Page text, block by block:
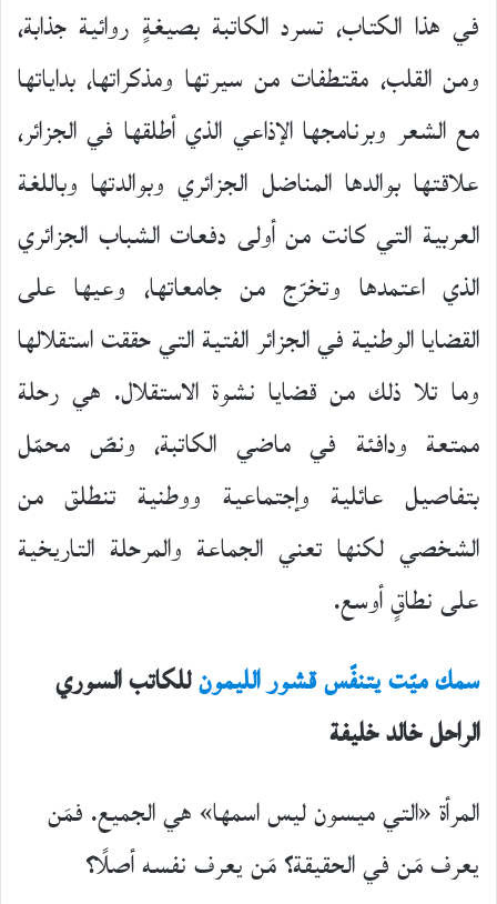
في هذا الكتاب، تسرد الكاتبة بصيغةٍ روائية جذابة،
ومن القلب، مقتطفات من سيرتها ومذكراتها، بداياتها
مع الشعر وبرنامجها الإذاعي الذي أطلقها في الجزائر،
علاقتها بوالدها المناضل الجزائري وبوالدتها وباللغة
العربية التي كانت من أولى دفعات الشباب الجزائري
الذي اعتمدها وتخرّج من جامعاتها، وعيها على
القضايا الوطنية في الجزائر الفتية التي حققت استقلالها
وما تلا ذلك من قضايا نشوة الاستقلال. هي رحلة
ممتعة ودافئة في ماضي الكاتبة، ونصّ محمّل
بتفاصيل عائلية وإجتماعية ووطنية تنطلق من
الشخصي لكنها تعني الجماعة والمرحلة التاريخية
على نطاقٍ أوسع.
سمك ميّت يتنفّس قشور الليمونللكاتب السوري
الراحل خالد خليفة
المرأة «التي ميسون ليس اسمها» هي الجميع. فمَن
يعرف مَن في الحقيقة؟ مَن يعرف نفسه أصلًا؟